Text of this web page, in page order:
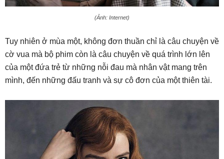
(Ảnh: Internet)
Tuy nhiên ở mùa một, không đơn thuần chỉ là câu chuyện về
cờ vua mà bộ phim còn là câu chuyện về quá trình lớn lên
của một đứa trẻ từ những nỗi đau mà nhân vật mang trên
mình, đến những đấu tranh và sự cô đơn của một thiên tài.